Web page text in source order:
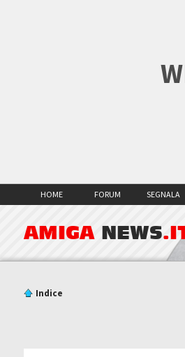
HOME FORUM SEGNALA
AMIGA NEWS
Indice